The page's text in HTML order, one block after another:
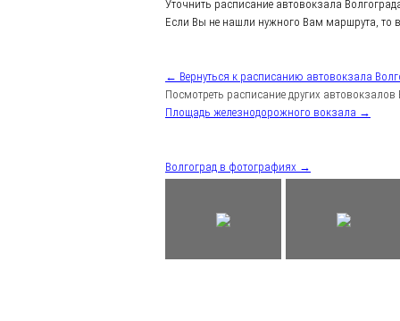
Уточнить расписание автовокзала
Если Вы не нашли нужного Вам маршрута, то
← Вернуться к расписанию автовокзала
Посмотреть расписание других автовокзалов
Площадь железнодорожного вокзала →
Волгоград в фотографиях →